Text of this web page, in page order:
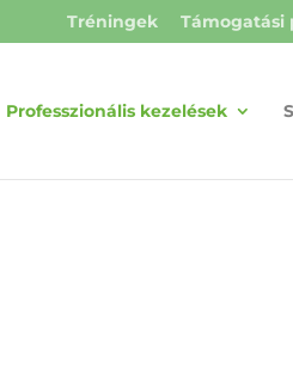
Tréningek Támogatási
Professzionális kezelések